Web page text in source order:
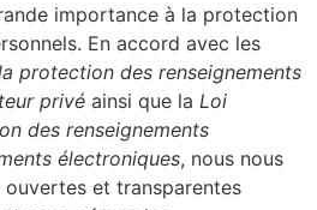
importance à la protection
En accord avec les
protection des renseignements
privé ainsi que la Loi
des renseignements
électroniques, nous nous
et transparentes